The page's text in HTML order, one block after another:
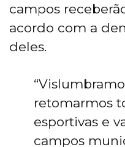
campos
acordo com a
deles.
retomarmos
esportivas e
campos